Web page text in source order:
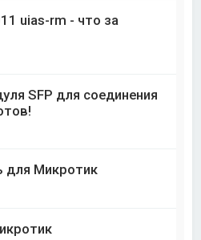
uias-rm - что за
SFP для соединения
для Микротик